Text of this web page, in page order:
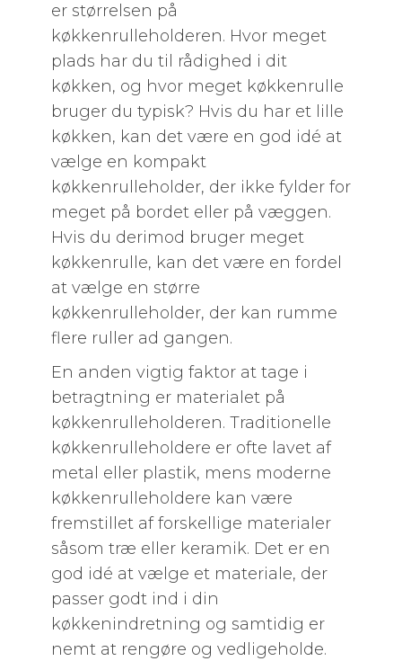
er størrelsen på
køkkenrulleholderen. Hvor meget
plads har du til rådighed i dit
køkken, og hvor meget køkkenrulle
bruger du typisk? Hvis du har et lille
køkken, kan det være en god idé at
vælge en kompakt
køkkenrulleholder, der ikke fylder for
meget på bordet eller på væggen.
Hvis du derimod bruger meget
køkkenrulle, kan det være en fordel
at vælge en større
køkkenrulleholder, der kan rumme
flere ruller ad gangen.
En anden vigtig faktor at tage i
betragtning er materialet på
køkkenrulleholderen. Traditionelle
køkkenrulleholdere er ofte lavet af
metal eller plastik, mens moderne
køkkenrulleholdere kan være
fremstillet af forskellige materialer
såsom træ eller keramik. Det er en
god idé at vælge et materiale, der
passer godt ind i din
køkkenindretning og samtidig er
nemt at rengøre og vedligeholde.